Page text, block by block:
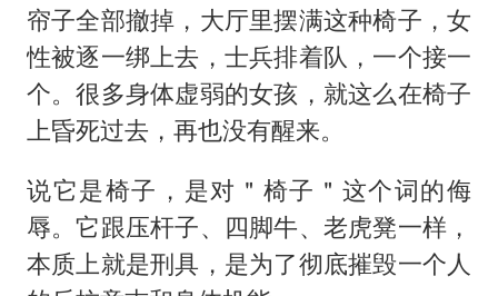
帘子全部撤掉，大厅里摆满这种椅子，女
性被逐一绑上去，士兵排着队，一个接一
个。很多身体虚弱的女孩，就这么在椅子
上昏死过去，再也没有醒来。
说它是椅子，是对＂椅子＂这个词的侮
辱。它跟压杆子、四脚牛、老虎凳一样，
本质上就是刑具，是为了彻底摧毁一个人